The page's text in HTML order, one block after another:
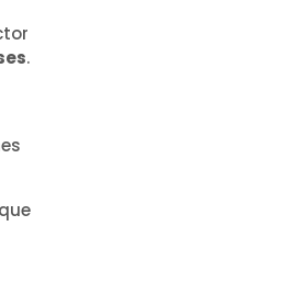
.